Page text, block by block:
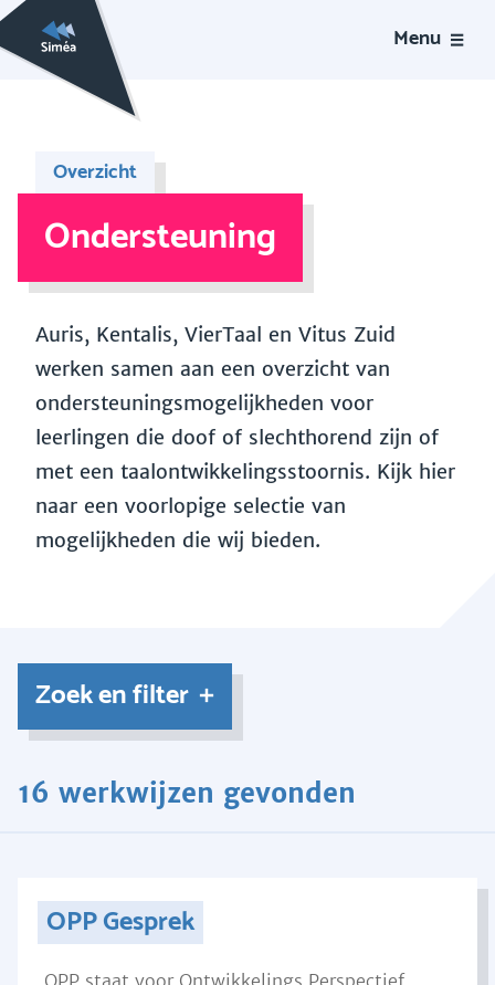
Menu
Overzicht
Ondersteuning
Auris, Kentalis, VierTaal en Vitus Zuid
werken samen aan een overzicht van
ondersteuningsmogelijkheden voor
leerlingen die doof of slechthorend zijn of
met een taalontwikkelingsstoornis. Kijk hier
naar een voorlopige selectie van
mogelijkheden die wij bieden.
Zoek en filter
16 werkwijzen gevonden
OPP Gesprek
OPP staat voor Ontwikkelings Perspectief